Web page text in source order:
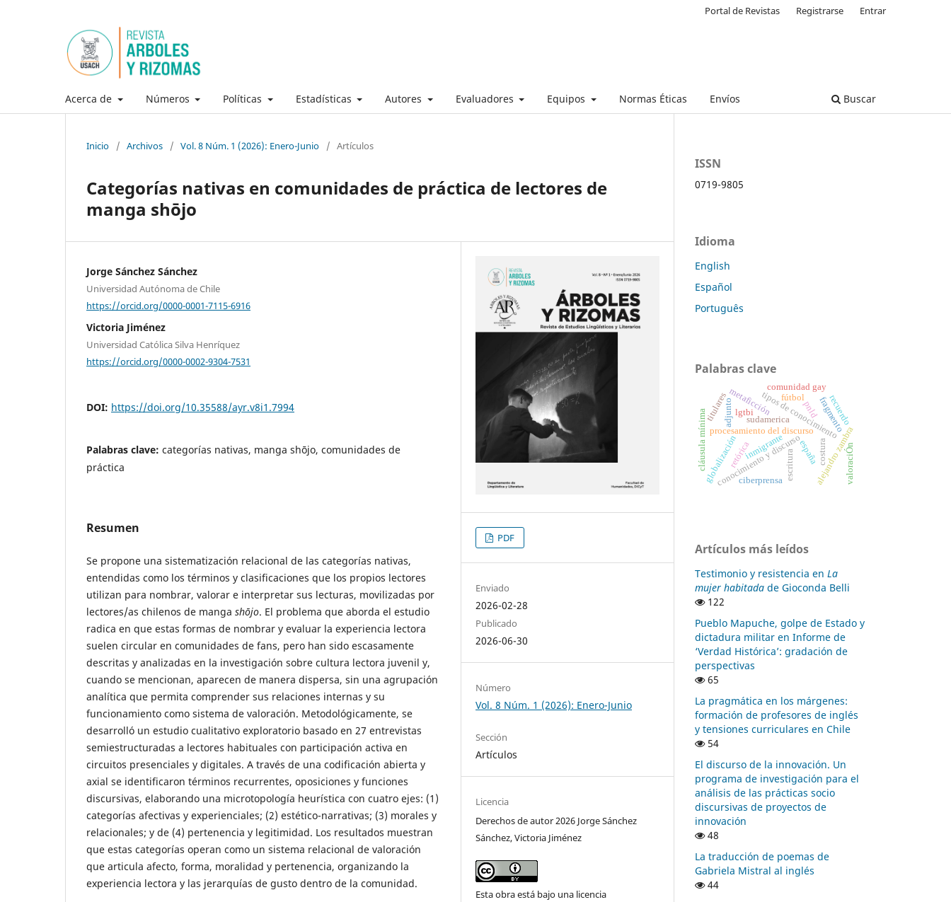
Acerca de Números Políticas Estadísticas Autores Evaluadores Equipos Normas Éticas Envíos Buscar
Portal de Revistas Registrarse Entrar
Inicio / Archivos / Vol. 8 Núm. 1 (2026): Enero-Junio / Artículos
Categorías nativas en comunidades de práctica de lectores de
manga shōjo
Jorge Sánchez Sánchez
Universidad Autónoma de Chile
https://orcid.org/0000-0001-7115-6916
Victoria Jiménez
Universidad Católica Silva Henríquez
https://orcid.org/0000-0002-9304-7531
DOI: https://doi.org/10.35588/ayr.v8i1.7994
Palabras clave: categorías nativas, manga shōjo, comunidades de
práctica
Resumen
Se propone una sistematización relacional de las categorías nativas,
entendidas como los términos y clasificaciones que los propios lectores
utilizan para nombrar, valorar e interpretar sus lecturas, movilizadas por
lectores/as chilenos de manga shōjo. El problema que aborda el estudio
radica en que estas formas de nombrar y evaluar la experiencia lectora
suelen circular en comunidades de fans, pero han sido escasamente
descritas y analizadas en la investigación sobre cultura lectora juvenil y,
cuando se mencionan, aparecen de manera dispersa, sin una agrupación
analítica que permita comprender sus relaciones internas y su
funcionamiento como sistema de valoración. Metodológicamente, se
desarrolló un estudio cualitativo exploratorio basado en 27 entrevistas
semiestructuradas a lectores habituales con participación activa en
circuitos presenciales y digitales. A través de una codificación abierta y
axial se identificaron términos recurrentes, oposiciones y funciones
discursivas, elaborando una microtopología heurística con cuatro ejes: (1)
categorías afectivas y experienciales; (2) estético-narrativas; (3) morales y
relacionales; y de (4) pertenencia y legitimidad. Los resultados muestran
que estas categorías operan como un sistema relacional de valoración
que articula afecto, forma, moralidad y pertenencia, organizando la
experiencia lectora y las jerarquías de gusto dentro de la comunidad.
PDF
Enviado
2026-02-28
Publicado
2026-06-30
Número
Vol. 8 Núm. 1 (2026): Enero-Junio
Sección
Artículos
Licencia
Derechos de autor 2026 Jorge Sánchez
Sánchez, Victoria Jiménez
Esta obra está bajo una licencia
ISSN
0719-9805
Idioma
English
Español
Português
Palabras clave
procesamiento del discurso
conocimiento y discurso
tipos de conocimiento
españa
sudamerica
globalizacióninmigrante
escritura alejandro zambra
fragmento
metaficcióncomunidad gay
valoraciÓn
ciberprensa
adjunto
cláusula mínima pnld recuerdo
costura
retórica
titulares
fútbol
lgtbi
Artículos más leídos
Testimonio y resistencia en La
mujer habitada de Gioconda Belli
122
Pueblo Mapuche, golpe de Estado y
dictadura militar en Informe de
‘Verdad Histórica’: gradación de
perspectivas
65
La pragmática en los márgenes:
formación de profesores de inglés
y tensiones curriculares en Chile
54
El discurso de la innovación. Un
programa de investigación para el
análisis de las prácticas socio
discursivas de proyectos de
innovación
48
La traducción de poemas de
Gabriela Mistral al inglés
44